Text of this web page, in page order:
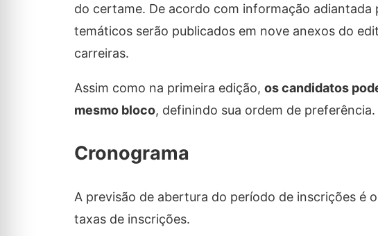
do certame. De acordo com informação
temáticos serão publicados em nove anexos do
carreiras.
Assim como na primeira edição, os candidatos
mesmo bloco, definindo sua ordem de preferência.
Cronograma
A previsão de abertura do período de inscrições é
taxas de inscrições.